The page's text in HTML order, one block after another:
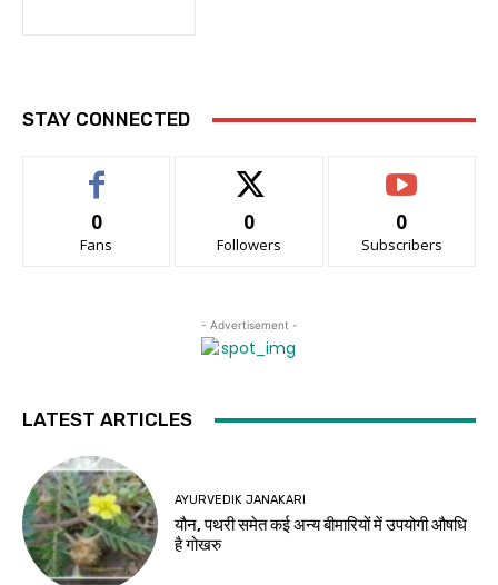
STAY CONNECTED
0
Fans
0
Followers
0
Subscribers
- Advertisement -
LATEST ARTICLES
AYURVEDIK JANAKARI
यौन, पथरी समेत कई अन्य बीमारियों में उपयोगी औषधि
है गोखरु